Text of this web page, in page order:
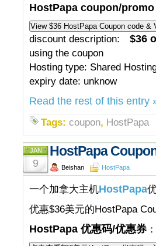
HostPapa coupon/
discount description: $36
using the coupon
Hosting type: Shared
expiry date: unknow
Read the rest of this entry
Tags: coupon, HostPapa
JAN
9
HostPapa
Beishan HostPapa
一个加拿大主机HostPapa
优惠$36美元的HostPapa
HostPapa 优惠码/优惠券 ：